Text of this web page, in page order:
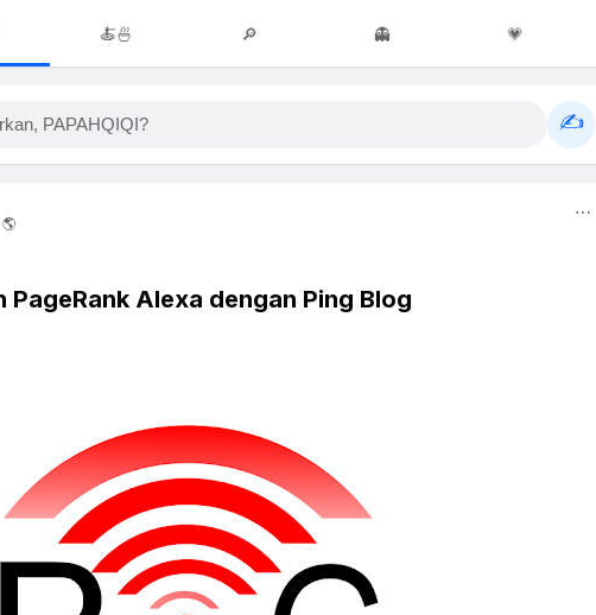
🍝🍜 🔎 👻 💗
PAPAHQIQI? ✍️
⋯
PageRank Alexa dengan Ping Blog